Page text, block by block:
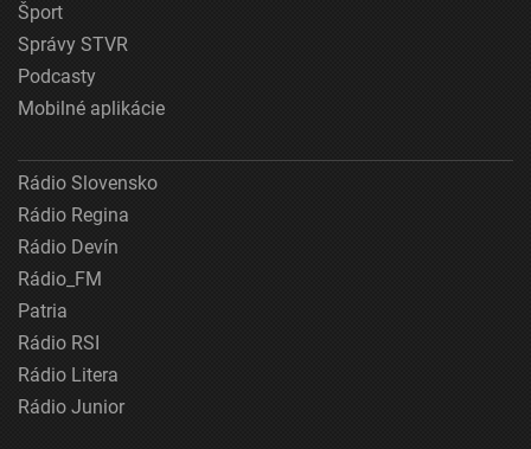
Šport
Správy STVR
Podcasty
Mobilné aplikácie
Rádio Slovensko
Rádio Regina
Rádio Devín
Rádio_FM
Patria
Rádio RSI
Rádio Litera
Rádio Junior